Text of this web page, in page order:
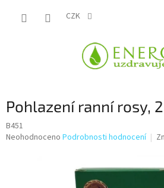
CZK
Pohlazení ranní rosy,
B451
Průměrné
Neohodnoceno Podrobnosti hodnocení